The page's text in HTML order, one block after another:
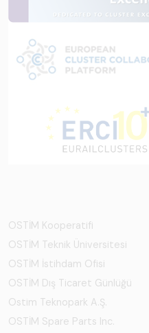
OSTİM Kooperatifi
OSTİM Teknik Üniversitesi
OSTİM İstihdam Ofisi
OSTİM Dış Ticaret Günlüğü
Ostim Teknopark A.Ş.
OSTİM Spare Parts Inc.